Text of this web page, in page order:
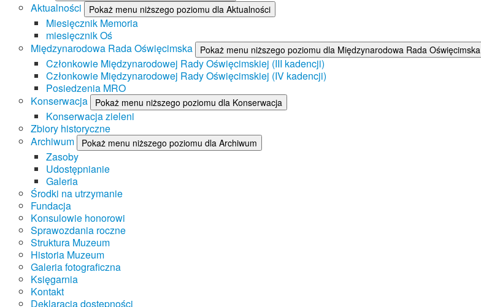
Aktualności Pokaż menu niższego poziomu dla Aktualności
Miesięcznik Memoria
miesięcznik Oś
Międzynarodowa Rada Oświęcimska
Pokaż menu niższego poziomu dla Międzynarodowa Rada Oświęcimska
Członkowie Międzynarodowej Rady Oświęcimskiej (III kadencji)
Członkowie Międzynarodowej Rady Oświęcimskiej (IV kadencji)
Posiedzenia MRO
Konserwacja
Pokaż menu niższego poziomu dla Konserwacja
Konserwacja zieleni
Zbiory historyczne
Archiwum
Pokaż menu niższego poziomu dla Archiwum
Zasoby
Udostępnianie
Galeria
Środki na utrzymanie
Fundacja
Konsulowie honorowi
Sprawozdania roczne
Struktura Muzeum
Historia Muzeum
Galeria fotograficzna
Księgarnia
Kontakt
Deklaracja dostępności